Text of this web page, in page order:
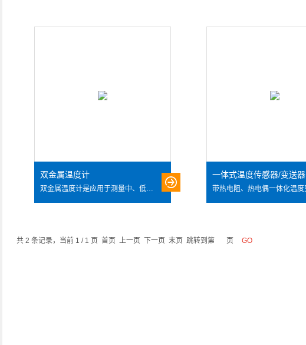
双金属温度计
双金属温度计是应用于测量中、低温的现场检测仪表，可以用来直接测量气体和液体的温度。与玻璃水银温度计相比具有无汞、读数清晰、坚固耐用等优点。 对温度的测量是通过系统内部，由双金属材质制成的螺旋弹簧式双金属片对温度的传感来实现的。
一体式温度传感器/变送器
共 2 条记录，当前 1 / 1 页 首页 上一页 下一页 末页 跳转到第 页